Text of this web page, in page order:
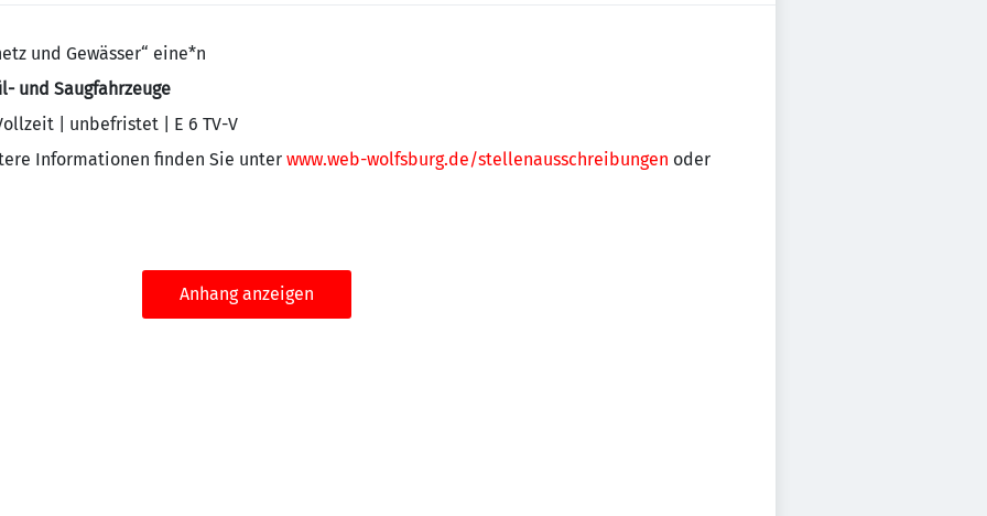
und Gewässer“ eine*n
und Saugfahrzeuge
| unbefristet | E 6 TV-V
Informationen finden Sie unter www.web-wolfsburg.de/stellenausschreibungen oder
Anhang anzeigen